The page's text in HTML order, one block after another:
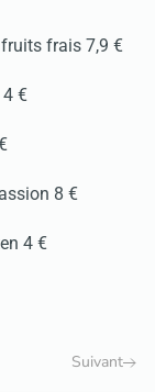
frais 7,9 €
€
8 €
4 €
Suivant